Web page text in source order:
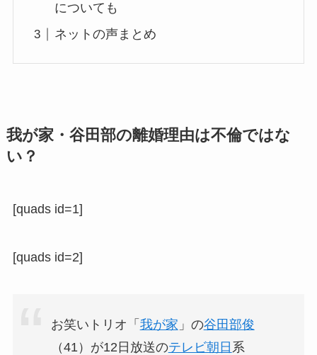
についても
ネットの声まとめ
我が家・谷田部の離婚理由は不倫ではな
い？
[quads id=1]
[quads id=2]
お笑いトリオ「 我が家 」の谷田部俊
（41）が12日放送のテレビ朝日 系